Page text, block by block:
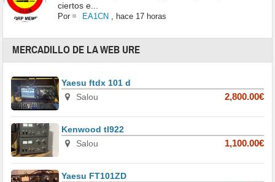
ciertos e...
Por EA1CN , hace 17 horas
MERCADILLO DE LA WEB URE
Yaesu ftdx 101 d
Salou
2,800.00€
Kenwood tl922
Salou
1,100.00€
Yaesu FT101ZD